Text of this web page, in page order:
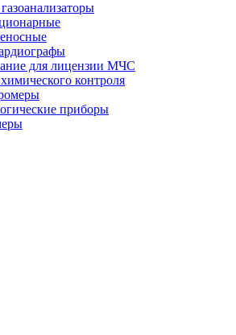
для лицензии МЧС
контроля
приборы